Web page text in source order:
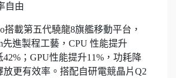
自由
搭載第五代驍龍8旗艦移動平台，
先進製程工藝，CPU 性能提升
42%；GPU性能提升11%，功耗降
放更有效率。搭配自研電競晶片Q2